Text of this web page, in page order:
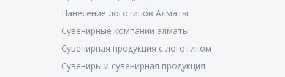
Нанесение логотипов Алматы
Сувенирные компании алматы
Сувенирная продукция с логотипом
Сувениры и сувенирная продукция